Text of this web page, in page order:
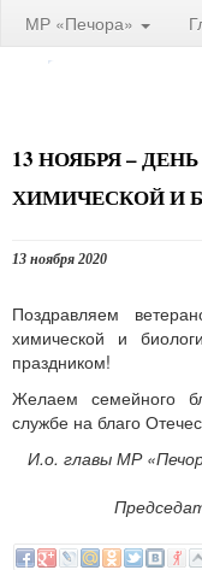
МР «Печора»
13 НОЯБРЯ –
ХИМИЧЕСКОЙ И
13 ноября 2020
Поздравляем
химической и
праздником!
Желаем семейного
службе на благо
И.о. главы МР